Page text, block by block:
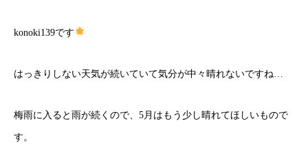
konoki139です
はっきりしない天気が続いていて気分が中々晴れないですね…
梅雨に入ると雨が続くので、5月はもう少し晴れてほしいもので
す。